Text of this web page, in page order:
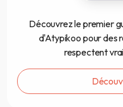
Découvrez le premier
d'Atypikoo pour des
respectent